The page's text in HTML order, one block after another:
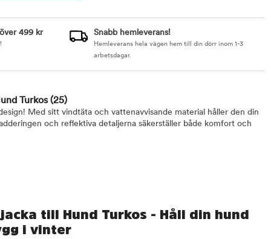
499 kr Snabb hemleverans!
Hemleverans hela vägen hem till din dörr inom 1-3
arbetsdagar.
Turkos(25)
Med sitt vindtäta och vattenavvisande material håller den din
och reflektiva detaljerna säkerställer både komfort och
till Hund Turkos - Håll din hund
i vinter